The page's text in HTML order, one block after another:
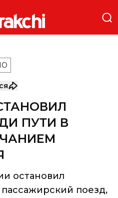
ПУТИ В
остановил
поезд,